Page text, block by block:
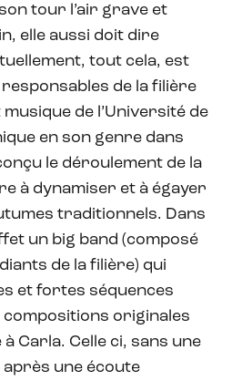
tour l’air grave et
elle aussi doit dire
tout cela, est
de la filière
de l’Université de
en son genre dans
le déroulement de la
à dynamiser et à égayer
traditionnels. Dans
un big band (composé
de la filière) qui
et fortes séquences
originales
Carla. Celle ci, sans une
une écoute